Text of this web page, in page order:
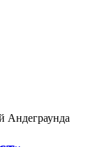
Андеграунда